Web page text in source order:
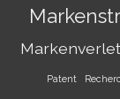
Patent